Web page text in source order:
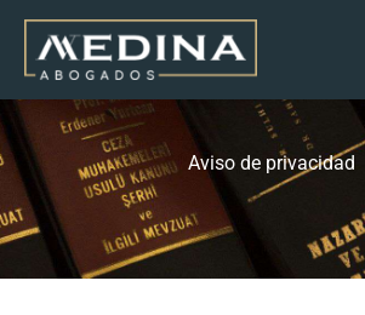
content
Aviso de privacidad